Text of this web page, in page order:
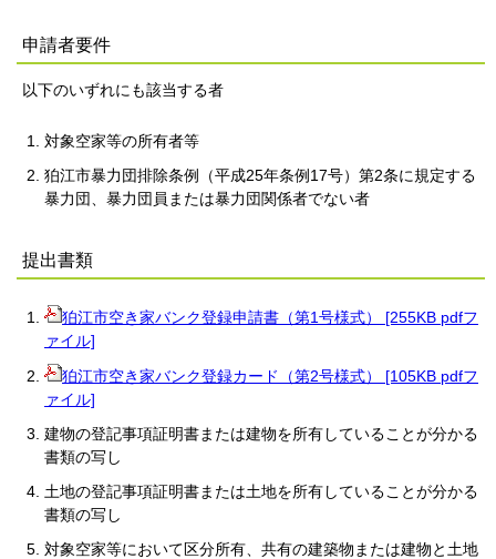
申請者要件
以下のいずれにも該当する者
対象空家等の所有者等
狛江市暴力団排除条例（平成25年条例17号）第2条に規定する
暴力団、暴力団員または暴力団関係者でない者
提出書類
狛江市空き家バンク登録申請書（第1号様式） [255KB pdfフ
ァイル]
狛江市空き家バンク登録カード（第2号様式） [105KB pdfフ
ァイル]
建物の登記事項証明書または建物を所有していることが分かる
書類の写し
土地の登記事項証明書または土地を所有していることが分かる
書類の写し
対象空家等において区分所有、共有の建築物または建物と土地